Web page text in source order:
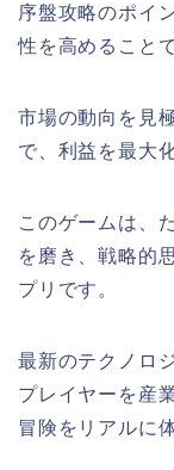
序盤攻略のポイ
性を高めることで
市場の動向を見
で、利益を最大
このゲームは、
を磨き、戦略的
プリです。
最新のテクノロ
プレイヤーを産
冒険をリアルに